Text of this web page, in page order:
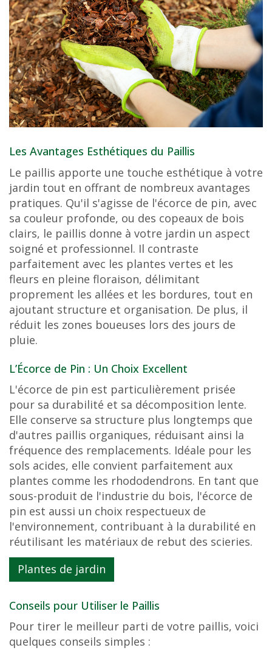
Les Avantages Esthétiques du Paillis
Le paillis apporte une touche esthétique à votre
jardin tout en offrant de nombreux avantages
pratiques. Qu'il s'agisse de l'écorce de pin, avec
sa couleur profonde, ou des copeaux de bois
clairs, le paillis donne à votre jardin un aspect
soigné et professionnel. Il contraste
parfaitement avec les plantes vertes et les
fleurs en pleine floraison, délimitant
proprement les allées et les bordures, tout en
ajoutant structure et organisation. De plus, il
réduit les zones boueuses lors des jours de
pluie.
L’Écorce de Pin : Un Choix Excellent
L'écorce de pin est particulièrement prisée
pour sa durabilité et sa décomposition lente.
Elle conserve sa structure plus longtemps que
d'autres paillis organiques, réduisant ainsi la
fréquence des remplacements. Idéale pour les
sols acides, elle convient parfaitement aux
plantes comme les rhododendrons. En tant que
sous-produit de l'industrie du bois, l'écorce de
pin est aussi un choix respectueux de
l'environnement, contribuant à la durabilité en
réutilisant les matériaux de rebut des scieries.
Plantes de jardin
Conseils pour Utiliser le Paillis
Pour tirer le meilleur parti de votre paillis, voici
quelques conseils simples :